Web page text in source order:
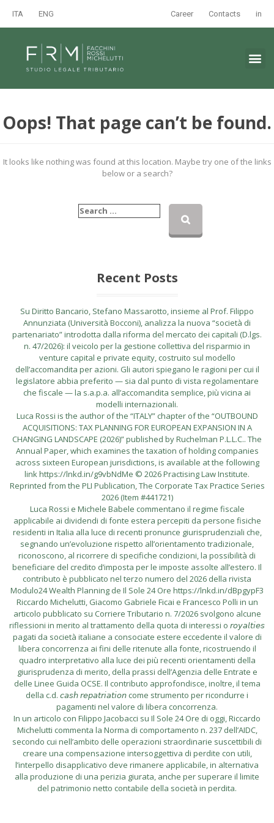
ITA ENG Career Contacts in
Oops! That page can’t be found.
It looks like nothing was found at this location. Maybe try one of the links
below or a search?
Recent Posts
Su Diritto Bancario, Stefano Massarotto, insieme al Prof. Filippo
Annunziata (Università Bocconi), analizza la nuova “società di
partenariato” introdotta dalla riforma del mercato dei capitali (D.lgs.
n. 47/2026): il veicolo per la gestione collettiva del risparmio in
venture capital e private equity, costruito sul modello
dell’accomandita per azioni. Gli autori spiegano le ragioni per cui il
legislatore abbia preferito — sia dal punto di vista regolamentare
che fiscale — la s.a.p.a. all’accomandita semplice, più vicina ai
modelli internazionali.
Luca Rossi is the author of the “ITALY” chapter of the “OUTBOUND
ACQUISITIONS: TAX PLANNING FOR EUROPEAN EXPANSION IN A
CHANGING LANDSCAPE (2026)” published by Ruchelman P.L.L.C.. The
Annual Paper, which examines the taxation of holding companies
across sixteen European jurisdictions, is available at the following
link https://lnkd.in/g9vbNdMe © 2026 Practising Law Institute.
Reprinted from the PLI Publication, The Corporate Tax Practice Series
2026 (Item #441721)
Luca Rossi e Michele Babele commentano il regime fiscale
applicabile ai dividendi di fonte estera percepiti da persone fisiche
residenti in Italia alla luce di recenti pronunce giurisprudenziali che,
segnando un’evoluzione rispetto all’orientamento tradizionale,
riconoscono, al ricorrere di specifiche condizioni, la possibilità di
beneficiare del credito d’imposta per le imposte assolte all’estero. Il
contributo è pubblicato nel terzo numero del 2026 della rivista
Modulo24 Wealth Planning de Il Sole 24 Ore https://lnkd.in/dBpgypF3
Riccardo Michelutti, Giacomo Gabriele Ficai e Francesco Polli in un
articolo pubblicato su Corriere Tributario n. 7/2026 svolgono alcune
riflessioni in merito al trattamento della quota di interessi o 𝘳𝘰𝘺𝘢𝘭𝘵𝘪𝘦𝘴
pagati da società italiane a consociate estere eccedente il valore di
libera concorrenza ai fini delle ritenute alla fonte, ricostruendo il
quadro interpretativo alla luce dei più recenti orientamenti della
giurisprudenza di merito, della prassi dell’Agenzia delle Entrate e
delle Linee Guida OCSE. Il contributo approfondisce, inoltre, il tema
della c.d. 𝘤𝘢𝘴𝘩 𝘳𝘦𝘱𝘢𝘵𝘳𝘪𝘢𝘵𝘪𝘰𝘯 come strumento per ricondurre i
pagamenti nel valore di libera concorrenza.
In un articolo con Filippo Jacobacci su Il Sole 24 Ore di oggi, Riccardo
Michelutti commenta la Norma di comportamento n. 237 dell’AIDC,
secondo cui nell’ambito delle operazioni straordinarie suscettibili di
creare una compensazione intersoggettiva di perdite con utili,
l’interpello disapplicativo deve rimanere applicabile, in alternativa
alla produzione di una perizia giurata, anche per superare il limite
del patrimonio netto contabile della società in perdita.